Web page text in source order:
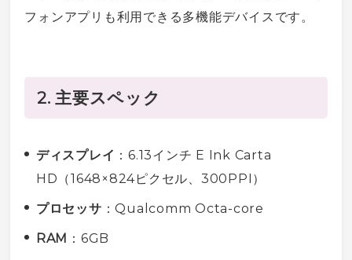
フォンアプリも利用できる多機能デバイス です。
2. 主要スペック
ディスプレイ ：6.13インチ E Ink Carta
HD（1648×824ピクセル、300PPI）
プロセッサ ：Qualcomm Octa-core
RAM ：6GB